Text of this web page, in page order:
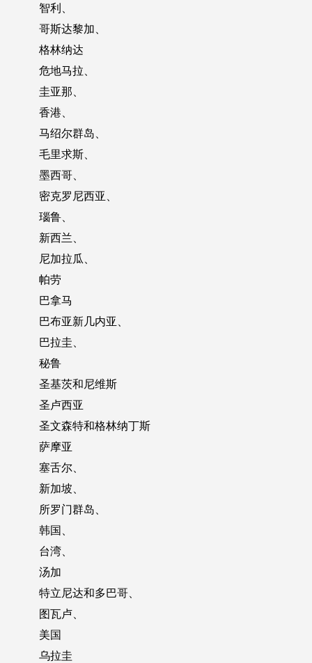
智利、
哥斯达黎加、
格林纳达
危地马拉、
圭亚那、
香港、
马绍尔群岛、
毛里求斯、
墨西哥、
密克罗尼西亚、
瑙鲁、
新西兰、
尼加拉瓜、
帕劳
巴拿马
巴布亚新几内亚、
巴拉圭、
秘鲁
圣基茨和尼维斯
圣卢西亚
圣文森特和格林纳丁斯
萨摩亚
塞舌尔、
新加坡、
所罗门群岛、
韩国、
台湾、
汤加
特立尼达和多巴哥、
图瓦卢、
美国
乌拉圭